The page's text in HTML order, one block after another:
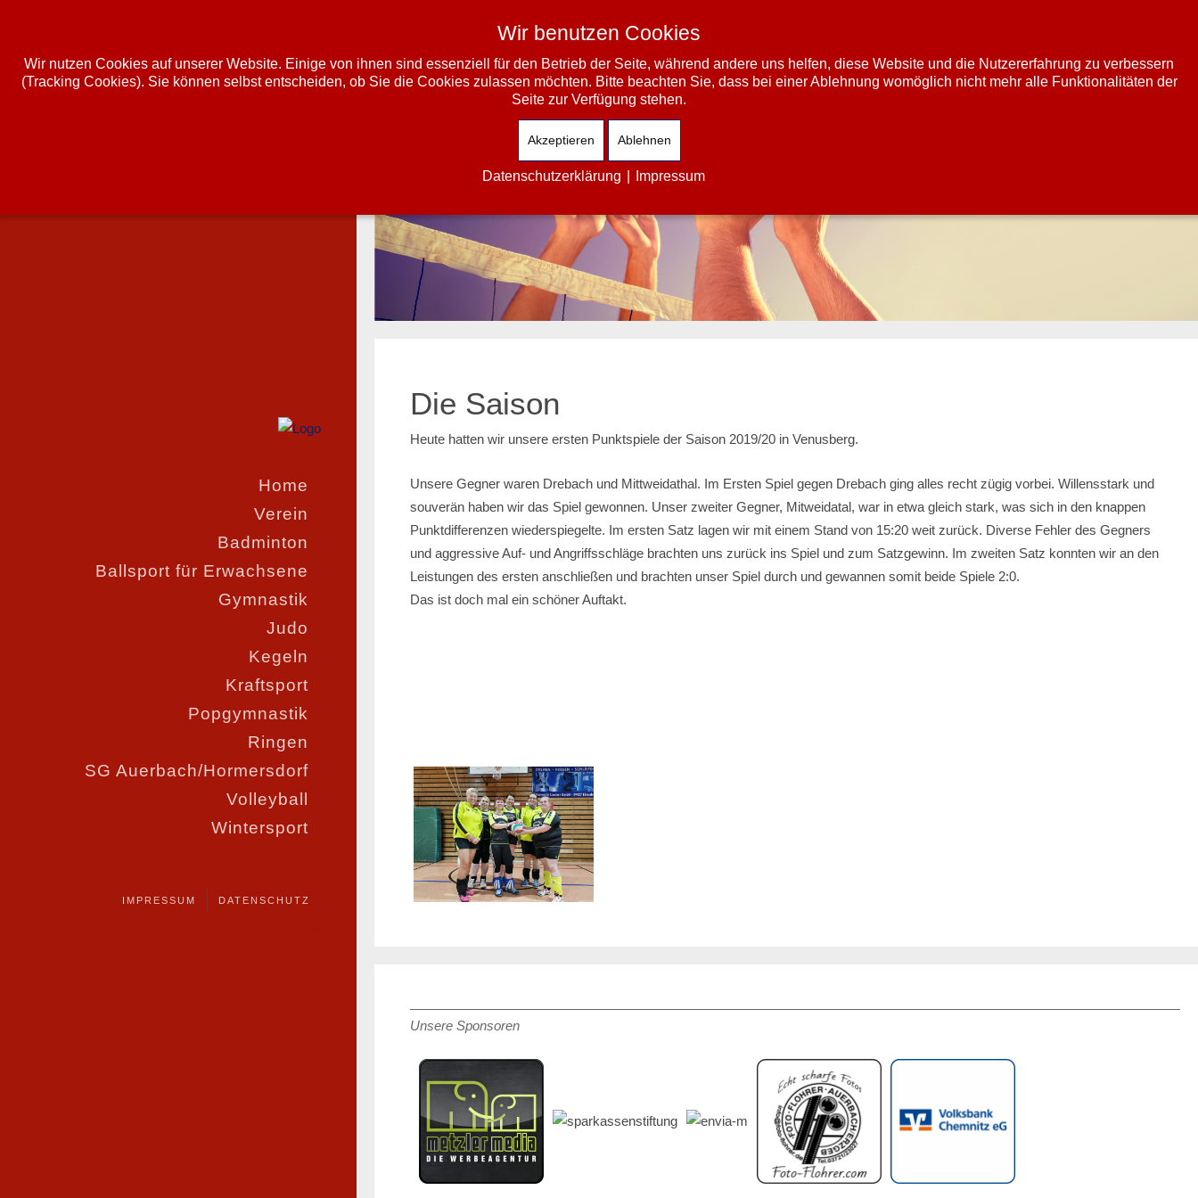
Home
Verein
Badminton
Ballsport für Erwachsene
Gymnastik
Judo
Kegeln
Kraftsport
Popgymnastik
Ringen
SG Auerbach/Hormersdorf
Volleyball
Wintersport
IMPRESSUM DATENSCHUTZ
Die Saison
Heute hatten wir unsere ersten Punktspiele der Saison 2019/20 in Venusberg.
Unsere Gegner waren Drebach und Mittweidathal. Im Ersten Spiel gegen Drebach ging alles recht zügig vorbei. Willensstark und
souverän haben wir das Spiel gewonnen. Unser zweiter Gegner, Mitweidatal, war in etwa gleich stark, was sich in den knappen
Punktdifferenzen wiederspiegelte. Im ersten Satz lagen wir mit einem Stand von 15:20 weit zurück. Diverse Fehler des Gegners
und aggressive Auf- und Angriffsschläge brachten uns zurück ins Spiel und zum Satzgewinn. Im zweiten Satz konnten wir an den
Leistungen des ersten anschließen und brachten unser Spiel durch und gewannen somit beide Spiele 2:0.
Das ist doch mal ein schöner Auftakt.
Unsere Sponsoren
Wir benutzen Cookies
Wir nutzen Cookies auf unserer Website. Einige von ihnen sind essenziell für den Betrieb der Seite, während andere uns helfen, diese Website und die Nutzererfahrung zu verbessern
(Tracking Cookies). Sie können selbst entscheiden, ob Sie die Cookies zulassen möchten. Bitte beachten Sie, dass bei einer Ablehnung womöglich nicht mehr alle Funktionalitäten der
Seite zur Verfügung stehen.
Akzeptieren Ablehnen
Datenschutzerklärung Impressum